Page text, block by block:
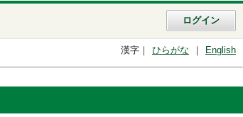
ログイン
漢字 ひらがな English